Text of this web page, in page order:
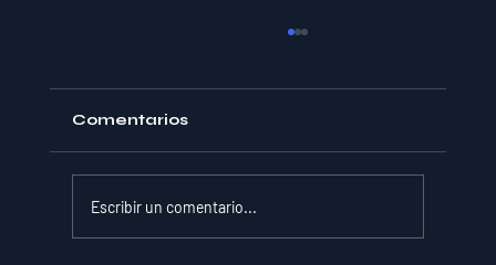
Comentarios
Escribir un comentario...